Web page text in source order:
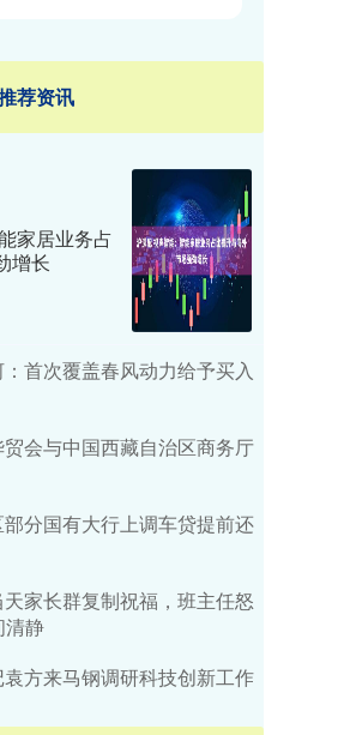
荐资讯
家居业务占
增长
首次覆盖春风动力给予买入
会与中国西藏自治区商务厅
分国有大行上调车贷提前还
家长群复制祝福，班主任怒
清静
方来马钢调研科技创新工作